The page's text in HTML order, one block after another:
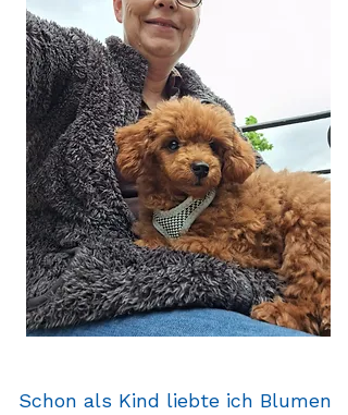
Schon als Kind liebte ich Blumen